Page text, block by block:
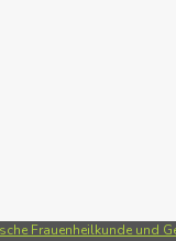
Frauenheilkunde und